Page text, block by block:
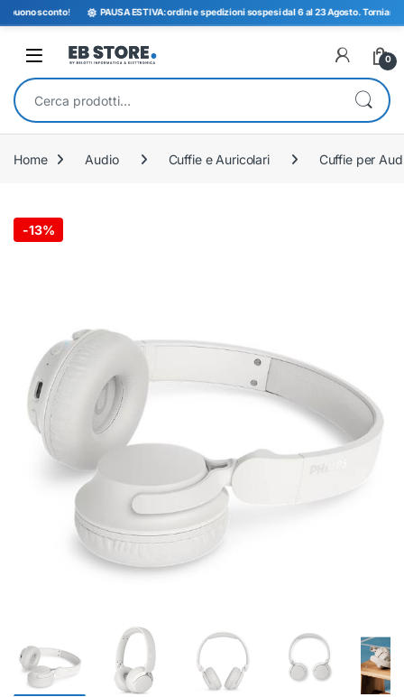
sconto! PAUSA ESTIVA: ordini e spedizioni sospesi dal 6 al 23 Agosto. Torniamo
Open 0
Cerca:
Home Audio Cuffie e Auricolari Cuffie per
-13%